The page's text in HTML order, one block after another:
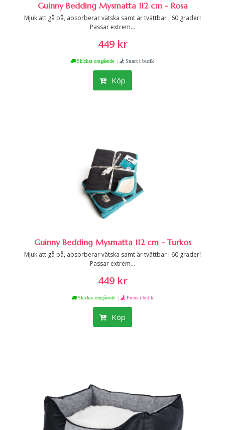
Guinny Bedding Mysmatta 112 cm - Rosa
Mjuk att gå på, absorberar vätska samt är tvättbar i 60 grader!
Passar extrem...
449 kr
Skickas omgående | Snart i butik
Köp
Guinny Bedding Mysmatta 112 cm - Turkos
Mjuk att gå på, absorberar vätska samt är tvättbar i 60 grader!
Passar extrem...
449 kr
Skickas omgående | Finns i butik
Köp